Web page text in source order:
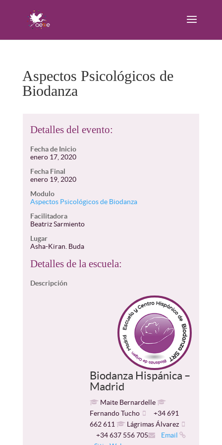
Aspectos Psicológicos de
Biodanza
Detalles del evento:
Fecha de Inicio
enero 17, 2020
Fecha Final
enero 19, 2020
Modulo
Aspectos Psicológicos de Biodanza
Facilitadora
Beatriz Sarmiento
Lugar
Asha-Kiran. Buda
Detalles de la escuela:
Descripción
Biodanza Hispánica –
Madrid
Maite Bernardelle
Fernando Tucho
+34 691
662 611
Lágrimas Álvarez
+34 637 556 705
Email